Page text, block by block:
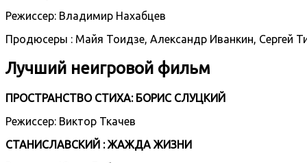
Режиссер: Владимир Нахабцев
Продюсеры : Майя Тоидзе, Александр Иванкин, Сергей
Лучший неигровой фильм
ПРОСТРАНСТВО СТИХА: БОРИС СЛУЦКИЙ
Режиссер: Виктор Ткачев
СТАНИСЛАВСКИЙ : ЖАЖДА ЖИЗНИ